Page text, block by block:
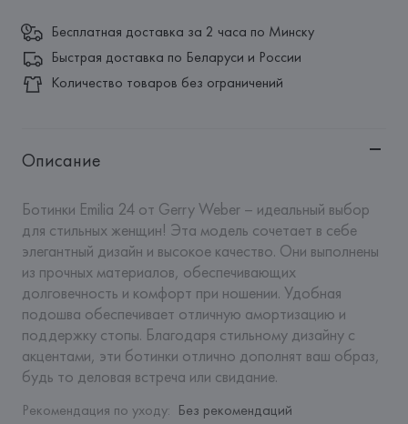
Бесплатная доставка за 2 часа по Минску
Быстрая доставка по Беларуси и России
Количество товаров без ограничений
Описание
Ботинки Emilia 24 от Gerry Weber – идеальный выбор
для стильных женщин! Эта модель сочетает в себе
элегантный дизайн и высокое качество. Они выполнены
из прочных материалов, обеспечивающих
долговечность и комфорт при ношении. Удобная
подошва обеспечивает отличную амортизацию и
поддержку стопы. Благодаря стильному дизайну с
акцентами, эти ботинки отлично дополнят ваш образ,
будь то деловая встреча или свидание.
Рекомендация по уходу: Без рекомендаций